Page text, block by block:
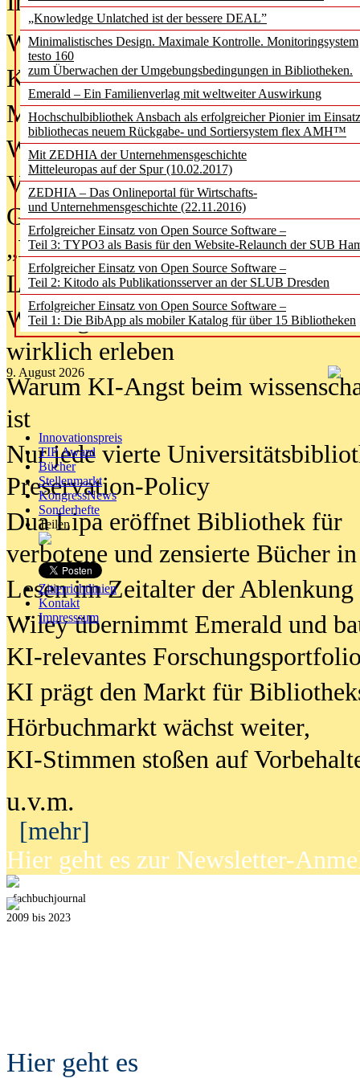
„Knowledge Unlatched ist der bessere DEAL”
Minimalistisches Design. Maximale Kontrolle. Monitoringsystem
testo 160
zum Überwachen der Umgebungsbedingungen in Bibliotheken.
Emerald – Ein Familienverlag mit weltweiter Auswirkung
Hochschulbibliothek Ansbach als erfolgreicher Pionier im
bibliothecas neuem Rückgabe- und Sortiersystem flex AMH™
Mit ZEDHIA der Unternehmensgeschichte
Mitteleuropas auf der Spur (10.02.2017)
ZEDHIA – Das Onlineportal für Wirtschafts-
und Unternehmensgeschichte (22.11.2016)
Erfolgreicher Einsatz von Open Source Software –
Teil 3: TYPO3 als Basis für den Website-Relaunch der SUB
Erfolgreicher Einsatz von Open Source Software –
Teil 2: Kitodo als Publikationsserver an der SLUB Dresden
Erfolgreicher Einsatz von Open Source Software –
Teil 1: Die BibApp als mobiler Katalog für über 15 Bibliotheken
9. August 2026
Innovationspreis
TIP Award
Bücher
Stellenmarkt
KongressNews
Sonderhefte
Teilen
Zitierrichtlinien
Kontakt
Impresssum
Was Hochschul­bibliotheken von
Kinder in der digitalen Welt
Metadaten als Infrastruktur
Wenn Bots katalogisieren
Von Abschlusskleidern bis
Geisterjagd-Ausrüstung in der
„Library of Things“ unterwegs
Lesen als Infrastrukturaufgabe
Wie Jugendliche Social Media
wirklich erleben
Warum KI-Angst beim
ist
Nur jede vierte
Preservation-Policy
Dua Lipa eröffnet Bibliothek für
verbotene und zensierte Bücher
Lesen im Zeitalter der Ablenkung
Wiley übernimmt Emerald und
KI-relevantes
KI prägt den Markt für
Hörbuchmarkt wächst weiter,
KI-Stimmen stoßen auf
u.v.m.
[mehr]
Hier geht es zur Newsletter-
fachbuchjournal
2009 bis 2023
Hier geht es